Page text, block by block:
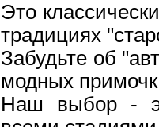
Это
традициях
Забудьте об
модных
Наш выбор -